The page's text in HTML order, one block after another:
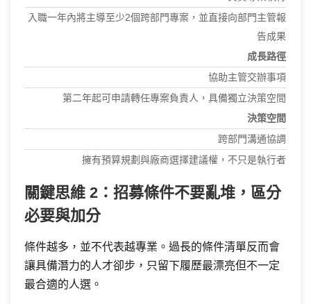
入職一年內將主導至少2個跨部門專案，並直接向部門主管報
告成果
成長路徑
協助主管交辦事項
第二年起可申請轉任專案負責人，具備獨立決策空間
決策空間
跨部門溝通協調
擁有預算規劃與廠商選擇建議權，不只是執行者
關鍵思維 2：招募條件不要亂堆，區分
必要與加分
條件越多，並不代表越專業。過長的條件清單反而會
讓具備潛力的人才卻步，只留下履歷最漂亮但不一定
最合適的人選。